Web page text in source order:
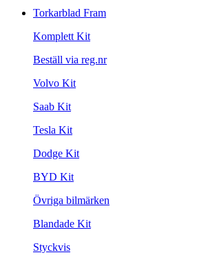
Torkarblad Fram
Komplett Kit
Beställ via reg.nr
Volvo Kit
Saab Kit
Tesla Kit
Dodge Kit
BYD Kit
Övriga bilmärken
Blandade Kit
Styckvis